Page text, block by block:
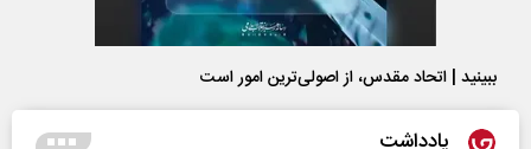
ببینید | اتحاد مقدس، از اصولی‌ترین امور است
یادداشت